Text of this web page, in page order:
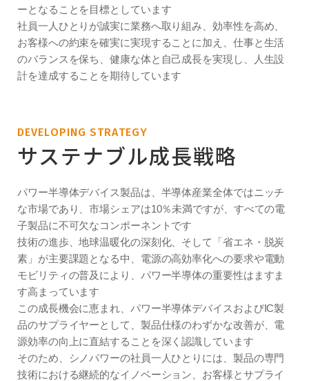
ーとなることを目標としています
社員一人ひとりが誠実に業務へ取り組み、効率性を高め、
お客様への約束を確実に実現することに加え、仕事と生活
のバランスを保ち、健康な体と自己成長を実現し、人生設
計を達成することを期待しています
DEVELOPING STRATEGY
サステナブル成長戦略
パワー半導体デバイス製品は、半導体産業全体ではニッチ
な市場であり、市場シェアは10％未満ですが、すべての電
子製品に不可欠なコンポーネントです
技術の進歩、地球温暖化の深刻化、そして「省エネ・脱炭
素」が主要課題となる中、電源の高効率化への要求や電動
モビリティの普及により、パワー半導体の重要性はますま
す高まっています
この成長機会に恵まれ、パワー半導体デバイスおよびIC製
品のサプライヤーとして、製品仕様のわずかな改善が、電
源効率の向上に直結することを深く認識しています
そのため、シノパワーの社員一人ひとりには、製品の専門
技術における継続的なイノベーション、お客様とサプライ